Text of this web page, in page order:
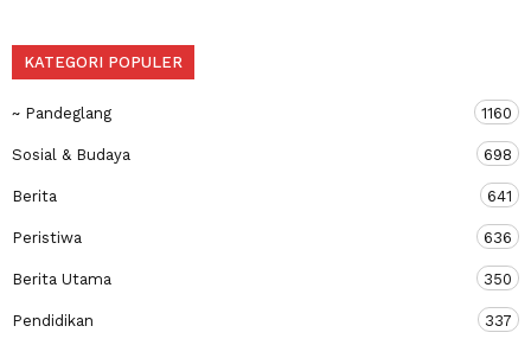
KATEGORI POPULER
~ Pandeglang 1160
Sosial & Budaya 698
Berita 641
Peristiwa 636
Berita Utama 350
Pendidikan 337